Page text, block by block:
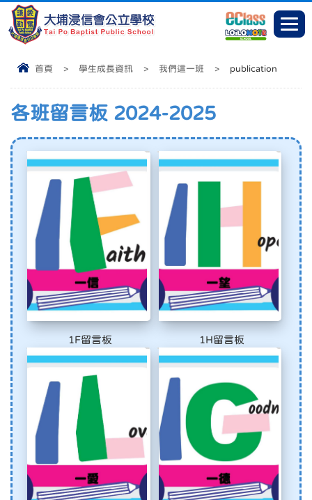
首頁 > 學生成長資訊 > 我們這一班 > publication
各班留言板 2024-2025
1F留言板 1H留言板